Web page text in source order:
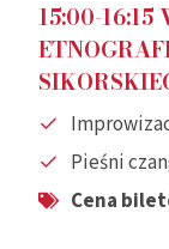
15:00-16:15
Pieśni
Cena